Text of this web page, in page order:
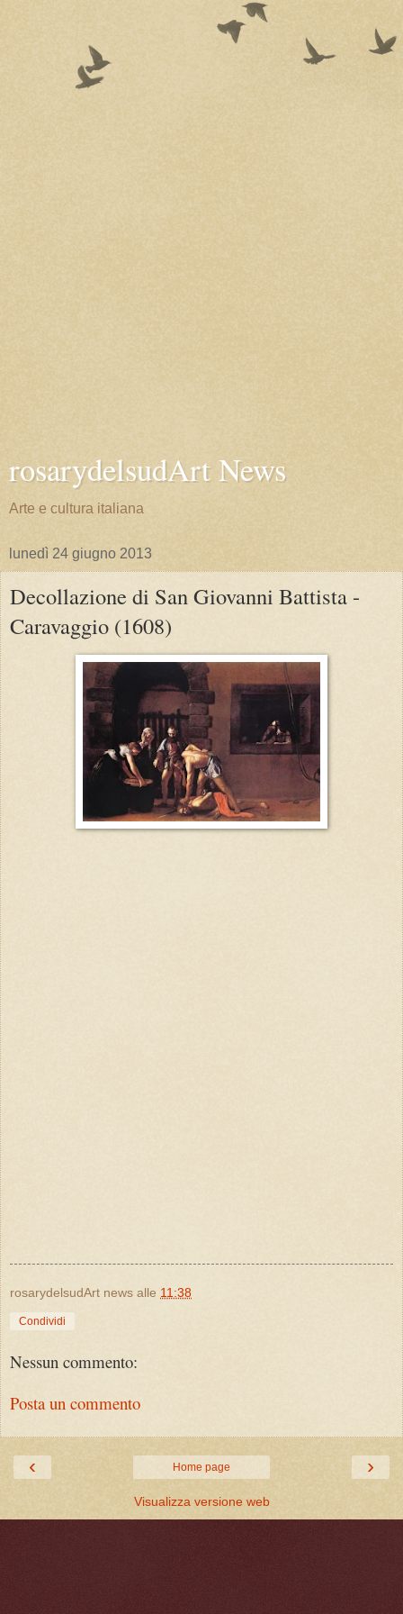
rosarydelsudArt News
Arte e cultura italiana
lunedì 24 giugno 2013
Decollazione di San Giovanni Battista -
Caravaggio (1608)
rosarydelsudArt news alle 11:38
Condividi
Nessun commento:
Posta un commento
‹ ›
Home page
Visualizza versione web